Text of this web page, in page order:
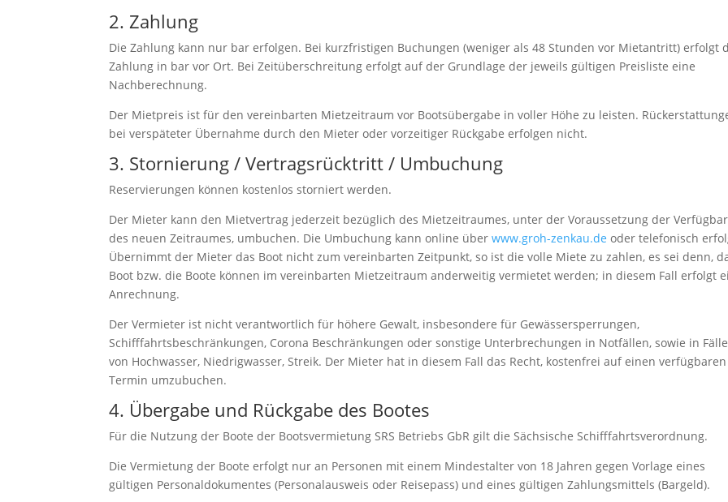
2. Zahlung
Die Zahlung kann nur bar erfolgen. Bei kurzfristigen Buchungen (weniger als 48 Stunden vor Mietantritt) erfolgt
Zahlung in bar vor Ort. Bei Zeitüberschreitung erfolgt auf der Grundlage der jeweils gültigen Preisliste eine
Nachberechnung.
Der Mietpreis ist für den vereinbarten Mietzeitraum vor Bootsübergabe in voller Höhe zu leisten.
bei verspäteter Übernahme durch den Mieter oder vorzeitiger Rückgabe erfolgen nicht.
3. Stornierung / Vertragsrücktritt / Umbuchung
Reservierungen können kostenlos storniert werden.
Der Mieter kann den Mietvertrag jederzeit bezüglich des Mietzeitraumes, unter der Voraussetzung der
des neuen Zeitraumes, umbuchen. Die Umbuchung kann online überwww.groh-zenkau.de oder telefonisch
Übernimmt der Mieter das Boot nicht zum vereinbarten Zeitpunkt, so ist die volle Miete zu zahlen, es sei denn,
Boot bzw. die Boote können im vereinbarten Mietzeitraum anderweitig vermietet werden; in diesem Fall erfolgt
Anrechnung.
Der Vermieter ist nicht verantwortlich für höhere Gewalt, insbesondere für Gewässersperrungen,
Schifffahrtsbeschränkungen, Corona Beschränkungen oder sonstige Unterbrechungen in Notfällen, sowie in
von Hochwasser, Niedrigwasser, Streik. Der Mieter hat in diesem Fall das Recht, kostenfrei auf einen verfügbaren
Termin umzubuchen.
4. Übergabe und Rückgabe des Bootes
Für die Nutzung der Boote der Bootsvermietung SRS Betriebs GbR gilt die Sächsische Schifffahrtsverordnung.
Die Vermietung der Boote erfolgt nur an Personen mit einem Mindestalter von 18 Jahren gegen Vorlage eines
gültigen Personaldokumentes (Personalausweis oder Reisepass) und eines gültigen Zahlungsmittels (Bargeld).